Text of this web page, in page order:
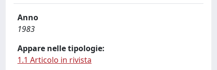
Anno
1983
Appare nelle tipologie:
1.1 Articolo in rivista